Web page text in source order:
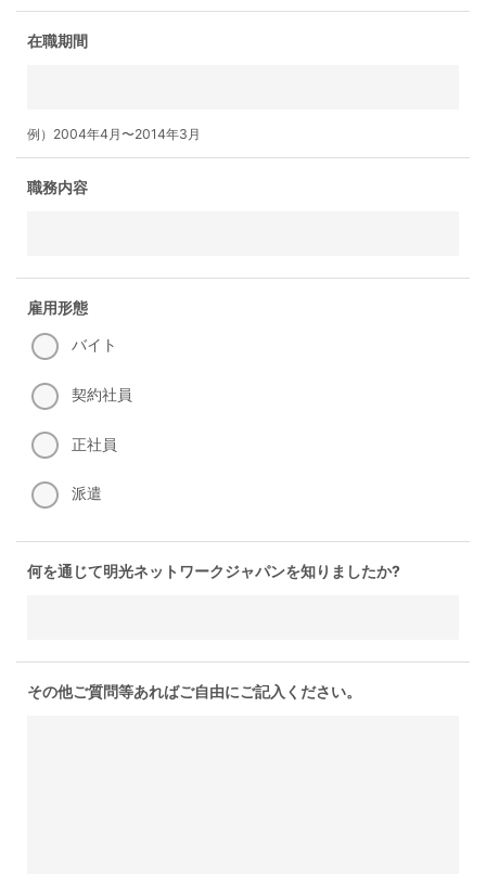
在職期間
例）2004年4月〜2014年3月
職務内容
雇用形態
バイト
契約社員
正社員
派遣
何を通じて明光ネットワークジャパンを知りましたか?
その他ご質問等あればご自由にご記入ください。